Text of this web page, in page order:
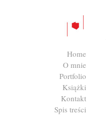
Home
O mnie
Portfolio
Książki
Kontakt
Spis treści